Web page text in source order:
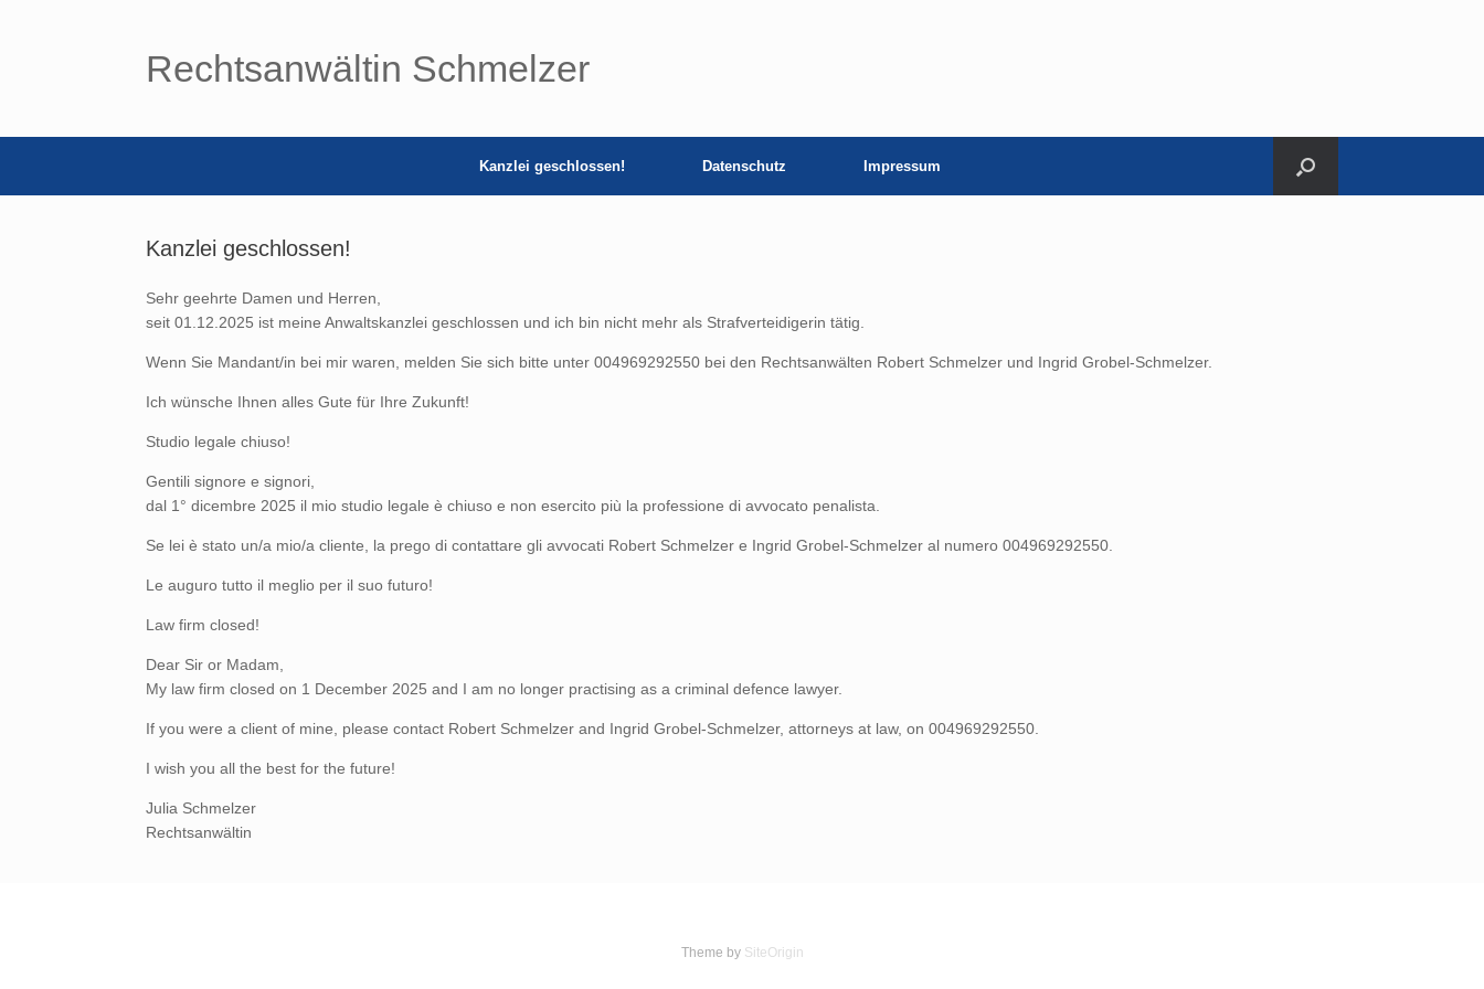
Rechtsanwältin Schmelzer
Kanzlei geschlossen! Datenschutz Impressum
Kanzlei geschlossen!
Sehr geehrte Damen und Herren,
seit 01.12.2025 ist meine Anwaltskanzlei geschlossen und ich bin nicht mehr als Strafverteidigerin tätig.
Wenn Sie Mandant/in bei mir waren, melden Sie sich bitte unter 004969292550 bei den Rechtsanwälten Robert Schmelzer und Ingrid Grobel-Schmelzer.
Ich wünsche Ihnen alles Gute für Ihre Zukunft!
Studio legale chiuso!
Gentili signore e signori,
dal 1° dicembre 2025 il mio studio legale è chiuso e non esercito più la professione di avvocato penalista.
Se lei è stato un/a mio/a cliente, la prego di contattare gli avvocati Robert Schmelzer e Ingrid Grobel-Schmelzer al numero 004969292550.
Le auguro tutto il meglio per il suo futuro!
Law firm closed!
Dear Sir or Madam,
My law firm closed on 1 December 2025 and I am no longer practising as a criminal defence lawyer.
If you were a client of mine, please contact Robert Schmelzer and Ingrid Grobel-Schmelzer, attorneys at law, on 004969292550.
I wish you all the best for the future!
Julia Schmelzer
Rechtsanwältin
Theme by SiteOrigin